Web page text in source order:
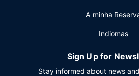
A minha
Indiomas
Sign Up for
Stay informed about news